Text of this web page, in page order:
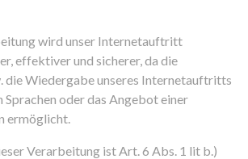
wird unser Internetauftritt
effektiver und sicherer, da die
die Wiedergabe unseres Internetauftritts
Sprachen oder das Angebot einer
ermöglicht.
Verarbeitung ist Art. 6 Abs. 1 lit b.)